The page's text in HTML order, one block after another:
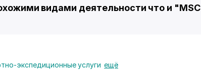
видами деятельности что и "MSC
экспедиционные услуги ещё